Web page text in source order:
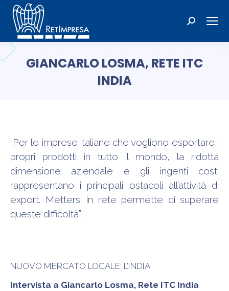
Cerca:
GIANCARLO LOSMA, RETE ITC
INDIA
“Per le imprese italiane che vogliono esportare i
propri prodotti in tutto il mondo, la ridotta
dimensione aziendale e gli ingenti costi
rappresentano i principali ostacoli all’attività di
export. Mettersi in rete permette di superare
queste difficoltà”.
NUOVO MERCATO LOCALE: L’INDIA
Intervista a Giancarlo Losma, Rete ITC India